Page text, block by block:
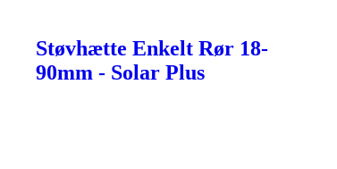
Støvhætte Enkelt Rør 18-
90mm - Solar Plus